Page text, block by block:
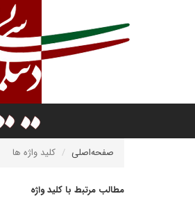
صفحه‌اصلی کلید واژه ها
مطالب مرتبط با کلید واژه